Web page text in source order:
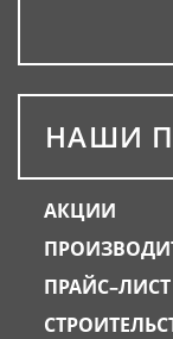
НАШИ
АКЦИИ
ПРАЙС–ЛИСТ